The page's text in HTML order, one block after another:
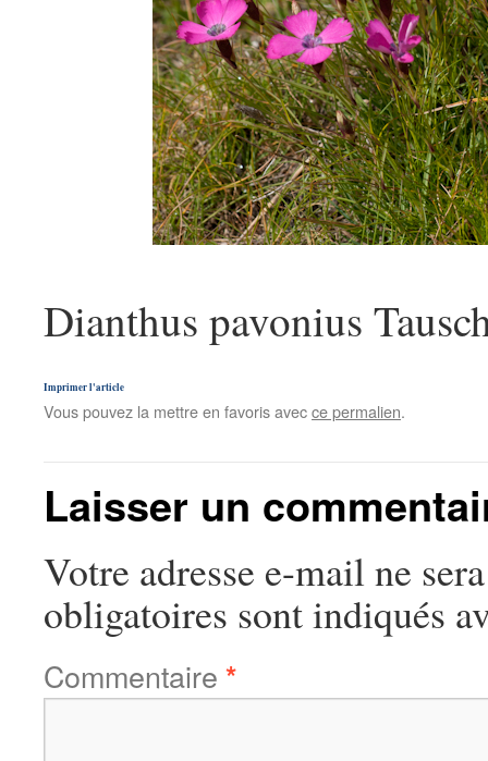
Dianthus pavonius
Imprimer l'article
Vous pouvez la mettre en favoris avecce permalien.
Laisser un
Votre adresse e-mail ne
obligatoires sont indiqués
Commentaire *